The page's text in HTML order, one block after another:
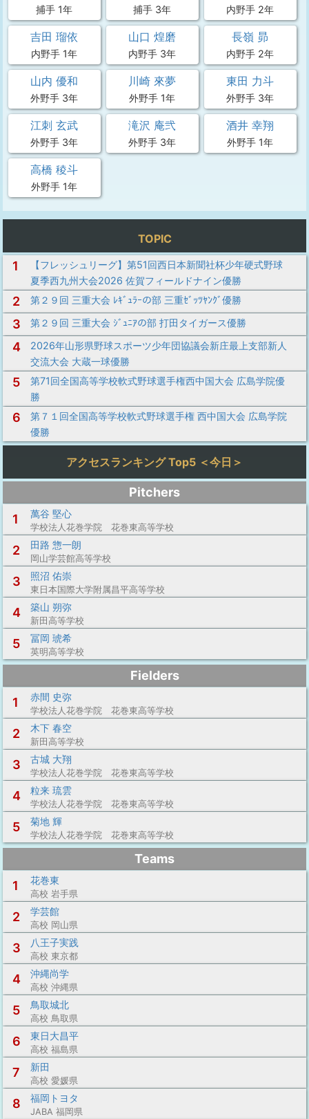
捕手 1年 捕手 3年 内野手 2年
吉田 瑠依
内野手 1年
山口 煌磨
内野手 3年
長嶺 昴
内野手 2年
山内 優和
外野手 3年
川崎 來夢
外野手 1年
東田 力斗
外野手 3年
江刺 玄武
外野手 3年
滝沢 庵弐
外野手 3年
酒井 幸翔
外野手 1年
高橋 稜斗
外野手 1年
TOPIC
1
【フレッシュリーグ】第51回西日本新聞社杯少年硬式野球
夏季西九州大会2026 佐賀フィールドナイン優勝
2 第２９回 三重大会 ﾚｷﾞｭﾗｰの部 三重ｾﾞｯﾂﾔﾝｸﾞ優勝
3 第２９回 三重大会 ｼﾞｭﾆｱの部 打田タイガース優勝
4
2026年山形県野球スポーツ少年団協議会新庄最上支部新人
交流大会 大蔵一球優勝
5
第71回全国高等学校軟式野球選手権西中国大会 広島学院優
勝
6
第７１回全国高等学校軟式野球選手権 西中国大会 広島学院
優勝
アクセスランキング Top5 ＜今日＞
Pitchers
1
萬谷 堅心
学校法人花巻学院 花巻東高等学校
2 田路 惣一朗
岡山学芸館高等学校
3 照沼 佑崇
東日本国際大学附属昌平高等学校
4 築山 朔弥
新田高等学校
5 冨岡 琥希
英明高等学校
Fielders
1
赤間 史弥
学校法人花巻学院 花巻東高等学校
2 木下 春空
新田高等学校
3 古城 大翔
学校法人花巻学院 花巻東高等学校
4 粒来 琉雲
学校法人花巻学院 花巻東高等学校
5 菊地 輝
学校法人花巻学院 花巻東高等学校
Teams
1
花巻東
高校 岩手県
2 学芸館
高校 岡山県
3 八王子実践
高校 東京都
4 沖縄尚学
高校 沖縄県
5 鳥取城北
高校 鳥取県
6 東日大昌平
高校 福島県
7 新田
高校 愛媛県
8 福岡トヨタ
JABA 福岡県